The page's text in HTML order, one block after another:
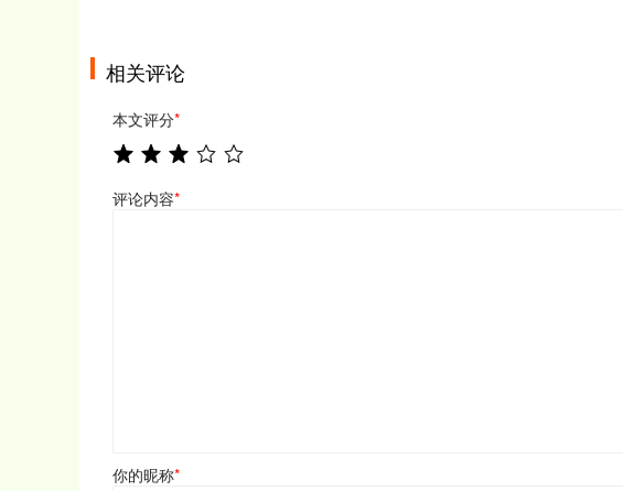
相关评论
本文评分*
评论内容*
你的昵称*